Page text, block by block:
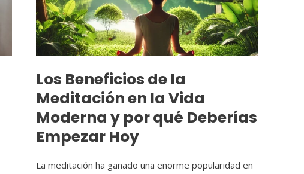
Los Beneficios de la
Meditación en la Vida
Moderna y por qué Deberías
Empezar Hoy
La meditación ha ganado una enorme popularidad en
en
la
Vida
y
por
qué
Empezar
Hoy